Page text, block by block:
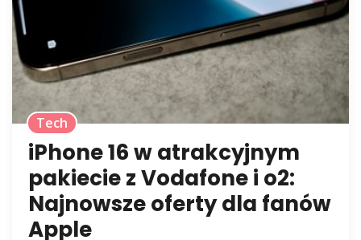
Tech
iPhone 16 w atrakcyjnym
pakiecie z Vodafone i o2:
Najnowsze oferty dla fanów
Apple